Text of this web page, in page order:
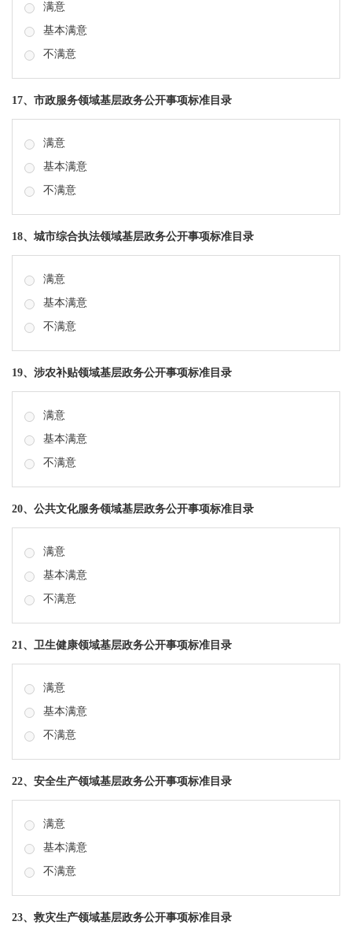
满意
基本满意
不满意
17、市政服务领域基层政务公开事项标准目录
满意
基本满意
不满意
18、城市综合执法领域基层政务公开事项标准目录
满意
基本满意
不满意
19、涉农补贴领域基层政务公开事项标准目录
满意
基本满意
不满意
20、公共文化服务领域基层政务公开事项标准目录
满意
基本满意
不满意
21、卫生健康领域基层政务公开事项标准目录
满意
基本满意
不满意
22、安全生产领域基层政务公开事项标准目录
满意
基本满意
不满意
23、救灾生产领域基层政务公开事项标准目录